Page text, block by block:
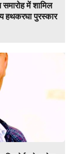
में शामिल
हथकरघा पुरस्कार